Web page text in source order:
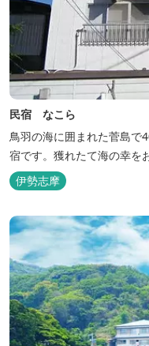
民宿 なこら
鳥羽の海に囲まれた菅島で
宿です。獲れたて海の幸を
伊勢志摩